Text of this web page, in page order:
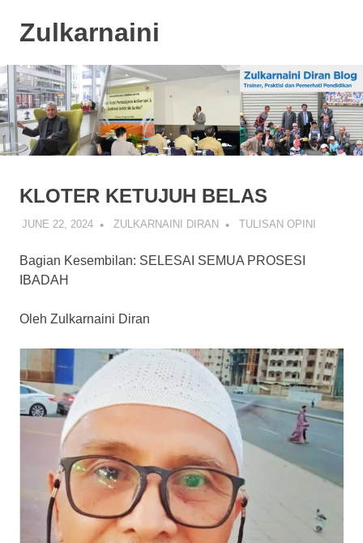
Zulkarnaini
Blog
KLOTER KETUJUH BELAS
JUNE 22, 2024 ZULKARNAINI DIRAN TULISAN OPINI
Bagian Kesembilan: SELESAI SEMUA PROSESI
IBADAH
Oleh Zulkarnaini Diran